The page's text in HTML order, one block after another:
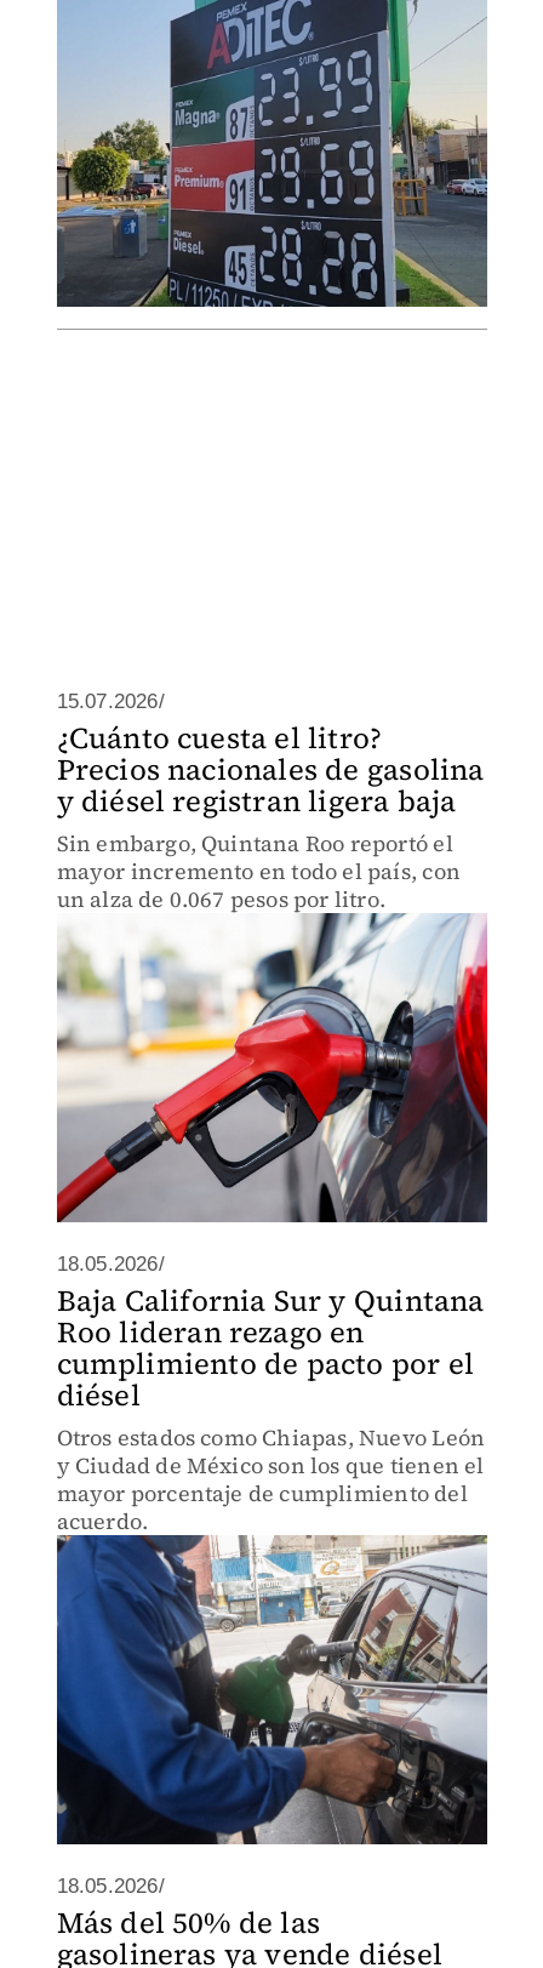
15.07.2026/
¿Cuánto cuesta el litro?
Precios nacionales de gasolina
y diésel registran ligera baja
Sin embargo, Quintana Roo reportó el
mayor incremento en todo el país, con
un alza de 0.067 pesos por litro.
18.05.2026/
Baja California Sur y Quintana
Roo lideran rezago en
cumplimiento de pacto por el
diésel
Otros estados como Chiapas, Nuevo León
y Ciudad de México son los que tienen el
mayor porcentaje de cumplimiento del
acuerdo.
18.05.2026/
Más del 50% de las
gasolineras ya vende diésel